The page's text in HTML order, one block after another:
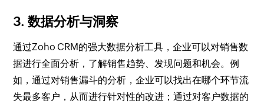
3. 数据分析与洞察
通过Zoho CRM的强大数据分析工具，企业可以对销售数
据进行全面分析，了解销售趋势、发现问题和机会。例
如，通过对销售漏斗的分析，企业可以找出在哪个环节流
失最多客户，从而进行针对性的改进；通过对客户数据的